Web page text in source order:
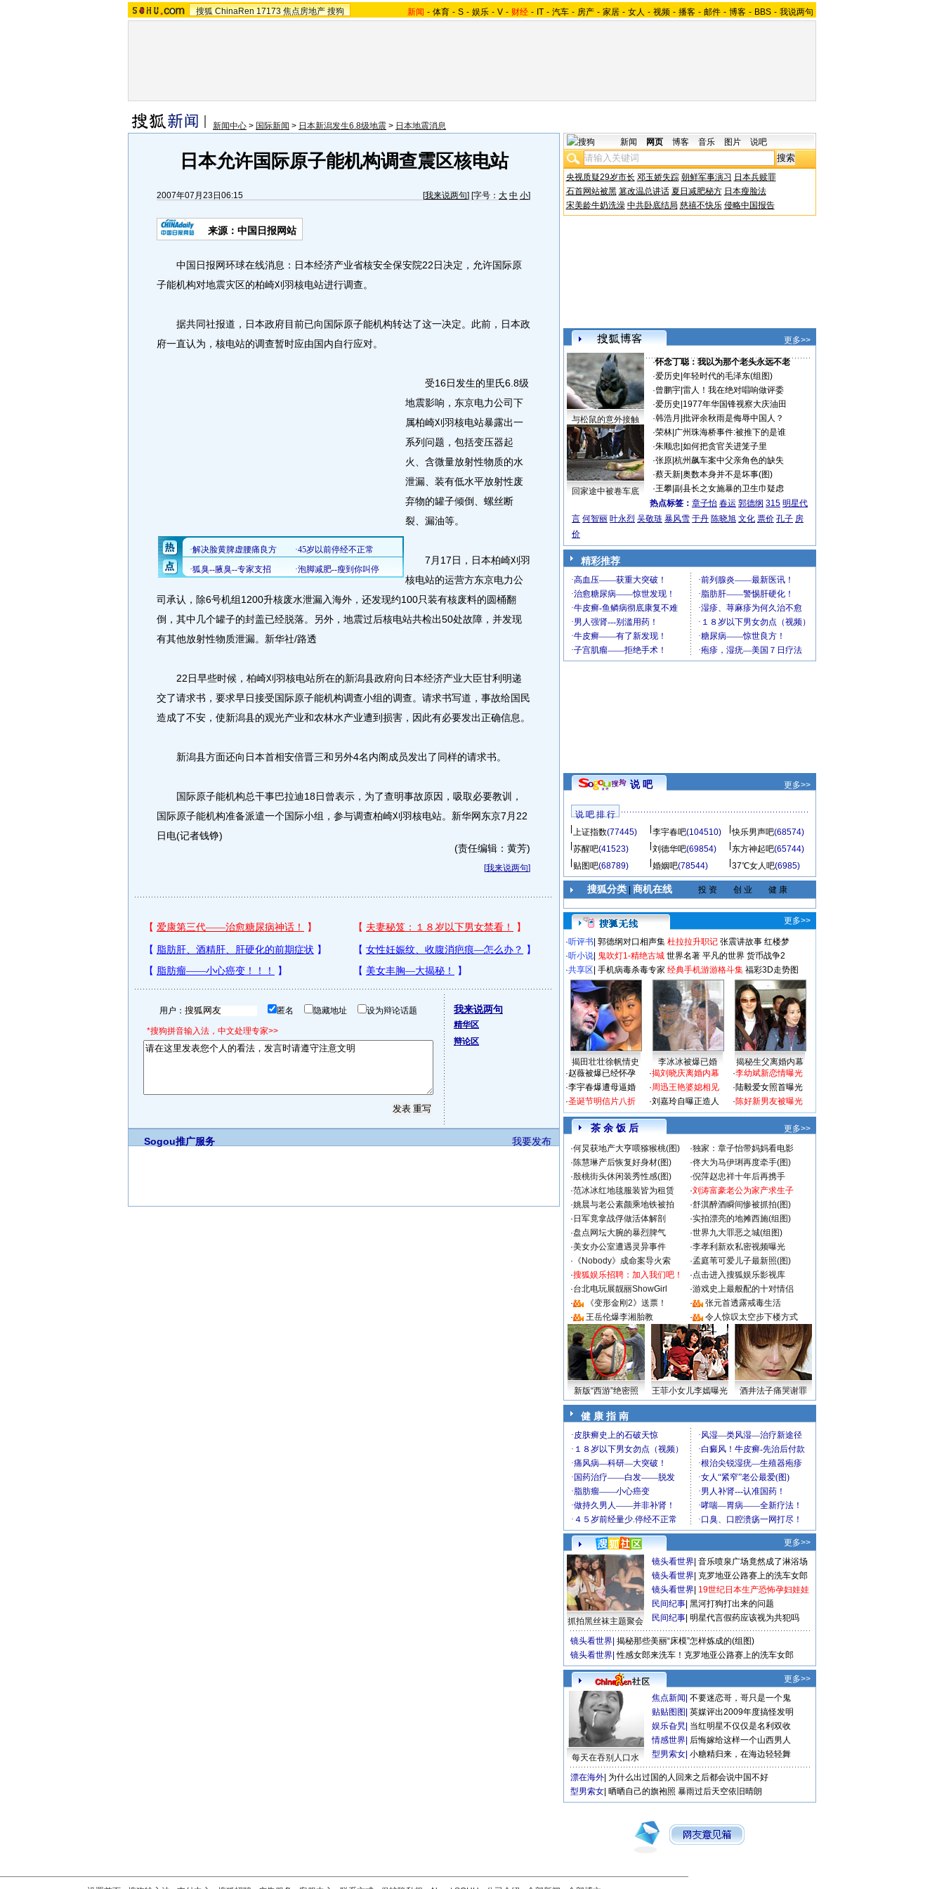
搜狐 ChinaRen 17173 焦点房地产 搜狗 新闻 - 体育 - S - 娱乐 - V - 财经 - IT - 汽车 - 房产 - 家居 - 女人 - 视频 - 播客 - 邮件 - 博客 - BBS - 我说两句
新闻中心 > 国际新闻 > 日本新潟发生6.8级地震 > 日本地震消息
日本允许国际原子能机构调查震区核电站
2007年07月23日06:15 [我来说两句] [字号： 大 中 小]
来源：中国日报网站
中国日报网环球在线消息：日本经济产业省核安全保安院22日决定，允许国际原
子能机构对地震灾区的柏崎刈羽核电站进行调查。
据共同社报道，日本政府目前已向国际原子能机构转达了这一决定。此前，日本政
府一直认为，核电站的调查暂时应由国内自行应对。
受16日发生的里氏6.8级
地震影响，东京电力公司下
属柏崎刈羽核电站暴露出一
系列问题，包括变压器起
火、含微量放射性物质的水
泄漏、装有低水平放射性废
弃物的罐子倾倒、螺丝断
裂、漏油等。
7月17日，日本柏崎刈羽
核电站的运营方东京电力公
司承认，除6号机组1200升核废水泄漏入海外，还发现约100只装有核废料的圆桶翻
倒，其中几个罐子的封盖已经脱落。另外，地震过后核电站共检出50处故障，并发现
有其他放射性物质泄漏。新华社/路透
22日早些时候，柏崎刈羽核电站所在的新潟县政府向日本经济产业大臣甘利明递
交了请求书，要求早日接受国际原子能机构调查小组的调查。请求书写道，事故给国民
造成了不安，使新潟县的观光产业和农林水产业遭到损害，因此有必要发出正确信息。
新潟县方面还向日本首相安倍晋三和另外4名内阁成员发出了同样的请求书。
国际原子能机构总干事巴拉迪18日曾表示，为了查明事故原因，吸取必要教训，
国际原子能机构准备派遣一个国际小组，参与调查柏崎刈羽核电站。新华网东京7月22
日电(记者钱铮)
(责任编辑：黄芳)
[我来说两句]
用户： 匿名 隐藏地址 设为辩论话题
*搜狗拼音输入法，中文处理专家>>
我来说两句
精华区
辩论区
我要发布
Sogou推广服务
新闻 网页 博客 音乐 图片 说吧
央视质疑29岁市长 邓玉娇失踪 朝鲜军事演习 日本兵赎罪
石首网站被黑 篡改温总讲话 夏日减肥秘方 日本瘦脸法
宋美龄牛奶洗澡 中共卧底结局 慈禧不快乐 侵略中国报告
更多>>
与松鼠的意外接触
回家途中被卷车底
·怀念丁聪：我以为那个老头永远不老
·爱历史 年轻时代的毛泽东(组图)
·曾鹏宇| 雷人！我在绝对唱响做评委
·爱历史 1977年华国锋视察大庆油田
·韩浩月 批评余秋雨是侮辱中国人？
·荣林| 广州珠海桥事件:被推下的是谁
·朱顺忠 如何把贪官关进笼子里
·张原| 杭州飙车案中父亲角色的缺失
·蔡天新| 奥数本身并不是坏事(图)
·王攀| 副县长之女施暴的卫生巾疑虑
热点标签： 章子怡 春运 郭德纲 315 明星代
言 何智丽 叶永烈 吴敬琏 暴风雪 于丹 陈晓旭 文化 票价 孔子 房
价
精彩推荐
说 吧 更多>>
说 吧 排 行
上证指数(77445) 李宇春吧(104510) 快乐男声吧(68574)
苏醒吧(41523) 刘德华吧(69854) 东方神起吧(65744)
贴图吧(68789) 婚姻吧(78544) 37℃女人吧(6985)
搜狐分类| 商机在线 投 资 创 业 健 康
更多>>
·听评书 郭德纲对口相声集 杜拉拉升职记 张震讲故事 红楼梦
·听小说 鬼吹灯1-精绝古城 世界名著 平凡的世界 货币战争2
·共享区 手机病毒杀毒专家 经典手机游游格斗集 福彩3D走势图
揭田壮壮徐帆情史 李冰冰被爆已婚
揭秘生父离婚内幕
·赵薇被爆已经怀孕
·李宇春爆遭母逼婚
·圣诞节明信片八折
·揭刘晓庆离婚内幕
·周迅王艳婆媳相见
·刘嘉玲自曝正造人
·李幼斌新恋情曝光
·陆毅爱女照首曝光
·陈好新男友被曝光
茶 余 饭 后
更多>>
·何炅获地产大亨喂猕猴桃(图) ·独家：章子怡带妈妈看电影
·陈慧琳产后恢复好身材(图) ·佟大为马伊琍再度牵手(图)
·殷桃街头休闲装秀性感(图) ·倪萍赵忠祥十年后再携手
·范冰冰红地毯服装皆为租赁 ·刘涛富豪老公为家产求生子
·姚晨与老公素颜乘地铁被拍 ·舒淇醉酒瞬间惨被抓拍(图)
· 日军竟拿战俘做活体解剖 ·实拍漂亮的地摊西施(组图)
·盘点网坛大腕的暴烈脾气 ·世界九大罪恶之城(组图)
·美女办公室遭遇灵异事件 ·李孝利新欢私密视频曝光
· 《Nobody》成命案导火索 ·孟庭苇可爱儿子最新照(图)
·搜狐娱乐招聘：加入我们吧！ ·点击进入搜狐娱乐影视库
·台北电玩展靓丽ShowGirl ·游戏史上最般配的十对情侣
·
《变形金刚2》送票！ ·
张元首透露戒毒生活
·
王岳伦爆李湘胎教 · 令人惊叹太空步下楼方式
新版“西游”绝密照 王菲小女儿李嫣曝光 酒井法子痛哭谢罪
健 康 指 南
更多>>
抓拍黑丝袜主题聚会
镜头看世界 音乐喷泉广场竟然成了淋浴场
镜头看世界 克罗地亚公路赛上的洗车女郎
镜头看世界 19世纪日本生产恐怖孕妇娃娃
民间纪事 黑河打狗打出来的问题
民间纪事 明星代言假药应该视为共犯吗
镜头看世界 揭秘那些美丽“床模”怎样炼成的(组图)
镜头看世界 性感女郎来洗车！克罗地亚公路赛上的洗车女郎
更多>>
每天在吞别人口水
焦点新闻 不要迷恋哥，哥只是一个鬼
贴贴图图 英媒评出2009年度搞怪发明
娱乐旮旯 当红明星不仅仅是名利双收
情感世界 后悔嫁给这样一个山西男人
型男索女 小糖精归来，在海边轻轻舞
漂在海外 为什么出过国的人回来之后都会说中国不好
型男索女 晒晒自己的旗袍照 暴雨过后天空依旧晴朗